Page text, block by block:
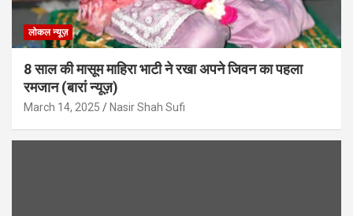
लोकल न्यूज़
8 साल की मासूम माहिरा भाटी ने रखा अपने जिवन का पहला
रमजान (बारां न्यूज़)
March 14, 2025 Nasir Shah Sufi